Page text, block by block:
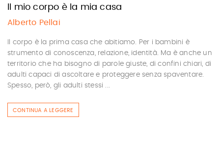
Il mio corpo è la mia casa
Alberto Pellai
Il corpo è la prima casa che abitiamo. Per i bambini è
strumento di conoscenza, relazione, identità. Ma è anche un
territorio che ha bisogno di parole giuste, di confini chiari, di
adulti capaci di ascoltare e proteggere senza spaventare.
Spesso, però, gli adulti stessi ...
CONTINUA A LEGGERE